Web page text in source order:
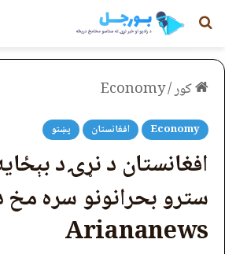
لټون
کور/
Economy
Economy افغانستان پښتو
افغانستان د نړۍ د
سترو بحرانونو سره
Ariananews